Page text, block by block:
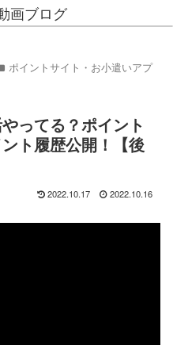
画ブログ
ポイントサイト・お小遣いアプ
ってる？ポイント
ト履歴公開！【後
2022.10.17 2022.10.16